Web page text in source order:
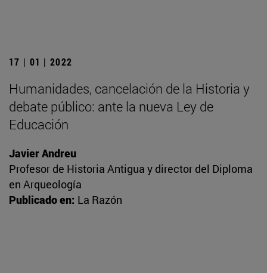
17 | 01 | 2022
Humanidades, cancelación de la Historia y
debate público: ante la nueva Ley de
Educación
Javier Andreu
Profesor de Historia Antigua y director del Diploma
en Arqueología
Publicado en: La Razón